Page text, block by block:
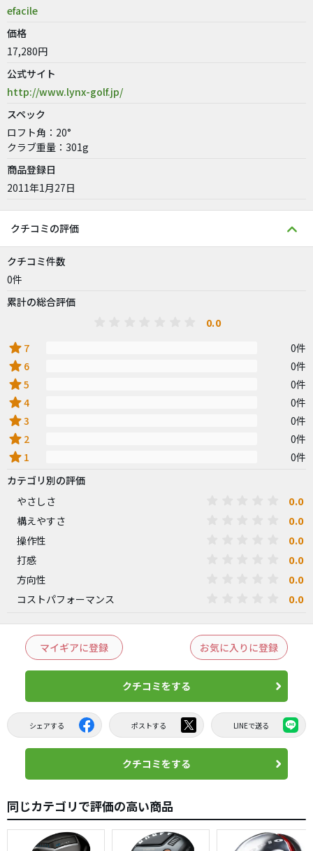
efacile
価格
17,280円
公式サイト
http://www.lynx-golf.jp/
スペック
ロフト角：20°
クラブ重量：301g
商品登録日
2011年1月27日
クチコミの評価
クチコミ件数
0件
累計の総合評価
0.0
star 7 0件
star 6 0件
star5 0件
star4 0件
star3 0件
star 2 0件
star 1
0件
カテゴリ別の評価
やさしさ
0.0
構えやすさ 0.0
操作性 0.0
打感 0.0
方向性 0.0
コストパフォーマンス 0.0
マイギアに登録 お気に入りに登録
クチコミをする
シェアする ポストする LINEで送る
クチコミをする
同じカテゴリで評価の高い商品